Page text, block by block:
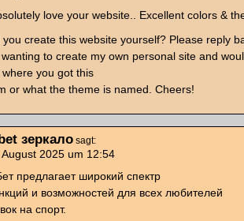
love your website.. Excellent colors &
you create this website yourself? Please reply
wanting to create my own personal site and
where you got this
or what the theme is named. Cheers!
зеркало sagt:
August 2025 um 12:54
предлагает широкий спектр
и возможностей для всех любителей
на спорт.